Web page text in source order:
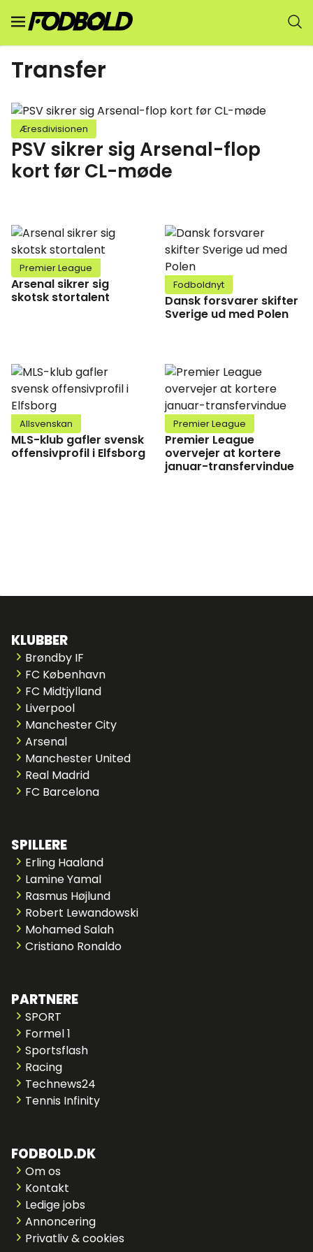
Transfer
Æresdivisionen
PSV sikrer sig Arsenal-flop
kort før CL-møde
Premier League
Arsenal sikrer sig
skotsk stortalent
Fodboldnyt
Dansk forsvarer skifter
Sverige ud med Polen
Allsvenskan
MLS-klub gafler svensk
offensivprofil i Elfsborg
Premier League
Premier League
overvejer at kortere
januar-transfervindue
KLUBBER
Brøndby IF
FC København
FC Midtjylland
Liverpool
Manchester City
Arsenal
Manchester United
Real Madrid
FC Barcelona
SPILLERE
Erling Haaland
Lamine Yamal
Rasmus Højlund
Robert Lewandowski
Mohamed Salah
Cristiano Ronaldo
PARTNERE
SPORT
Formel 1
Sportsflash
Racing
Technews24
Tennis Infinity
FODBOLD.DK
Om os
Kontakt
Ledige jobs
Annoncering
Privatliv & cookies